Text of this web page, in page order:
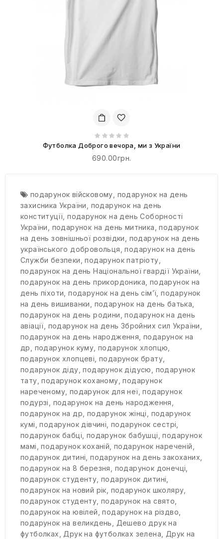
Футболка Доброго вечора, ми з України
690.00грн.
подарунок війсковому подарунок на день
захисника України
подарунок на день
конституції ,подарунок на день Соборності
України
подарунок на день митника ,подарунок
на день зовнішньої розвідки
подарунок на день
українського добровольця ,подарунок на день
Служби безпеки ,подарунок патріоту
подарунок на день Національної гвардії України
подарунок на день прикордоника подарунок на
день піхоти ,подарунок на день сім’ї ,подарунок
на день вишиванки
подарунок на день батька
подарунок на день родини ,подарунок на день
авіації подарунок на день Збройних сил України
подарунок на день народження ,подарунок на
др
подарунок куму ,подарунок хлопцю
подарунок хлопцеві ,подарунок брату
подарунок діду ,подарунок дідусю
подарунок
тату ,подарунок коханому ,подарунок
нареченому подарунок для неї ,подарунок
подурзі
подарунок на день народження
подарунок на др подарунок жінці
подарунок
кумі ,подарунок дівчині ,подарунок сестрі
подарунок бабці подарунок бабушці ,подарунок
мамі ,подарунок коханій ,подарунок нареченій
подарунок дитині ,подарунок на день закоханих
подарунок на 8 березня
подарунок донечці
подарунок студенту ,подарунок дитині
подарунок на новий рік подарунок школяру
подарунок студенту ,подарунок на свято
подарунок на ювілей ,подарунок на різдво
подарунок на великдень
Дешево друк на
футболках
Друк на футболках зелена
Друк на